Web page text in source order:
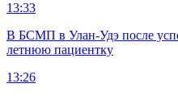
13:33
В БСМП в Улан-Удэ после
летнюю пациентку
13:26